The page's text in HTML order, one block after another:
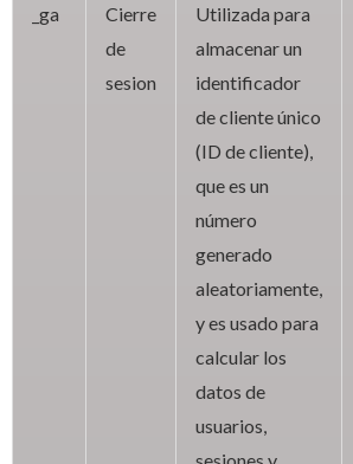
_ga
Cierre
de
sesion
Utilizada para
almacenar un
identificador
de cliente único
(ID de cliente),
que es un
número
generado
aleatoriamente,
y es usado para
calcular los
datos de
usuarios,